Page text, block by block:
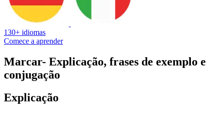
130+ idiomas
Comece a aprender
Marcar- Explicação, frases de exemplo e
conjugação
Explicação